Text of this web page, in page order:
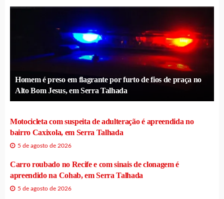
Homem é preso em flagrante por furto de fios de praça no
Alto Bom Jesus, em Serra Talhada
Motocicleta com suspeita de adulteração é apreendida no
bairro Caxixola, em Serra Talhada
5 de agosto de 2026
Carro roubado no Recife e com sinais de clonagem é
apreendido na Cohab, em Serra Talhada
5 de agosto de 2026